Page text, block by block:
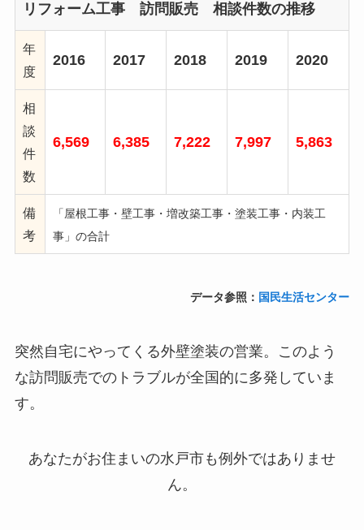
リフォーム工事 訪問販売 相談件数の推移
年
度
2016 2017 2018 2019 2020
相
談
件
数
6,569 6,385 7,222 7,997 5,863
備
考
「屋根工事・壁工事・増改築工事・塗装工事・内装工
事」の合計
データ参照： 国民生活センター
突然自宅にやってくる外壁塗装の営業。このよう
な訪問販売でのトラブルが全国的に多発していま
す。
あなたがお住まいの水戸市も例外ではありませ
ん。